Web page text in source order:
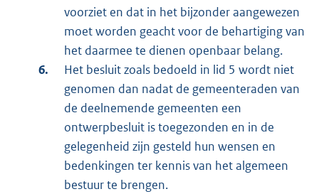
voorziet en dat in het bijzonder aangewezen
moet worden geacht voor de behartiging van
het daarmee te dienen openbaar belang.
Het besluit zoals bedoeld in lid 5 wordt niet
genomen dan nadat de gemeenteraden van
de deelnemende gemeenten een
ontwerpbesluit is toegezonden en in de
gelegenheid zijn gesteld hun wensen en
bedenkingen ter kennis van het algemeen
bestuur te brengen.